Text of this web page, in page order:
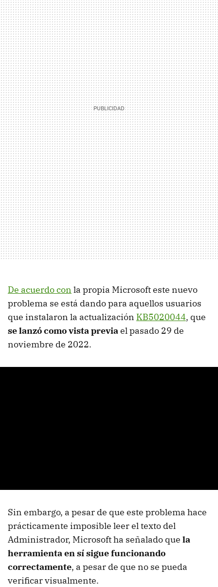
De acuerdo con la propia Microsoft este nuevo
problema se está dando para aquellos usuarios
que instalaron la actualización KB5020044, que
se lanzó como vista previael pasado 29 de
noviembre de 2022.
Sin embargo, a pesar de que este problema hace
prácticamente imposible leer el texto del
Administrador, Microsoft ha señalado que la
herramienta en sí sigue funcionando
correctamente, a pesar de que no se pueda
verificar visualmente.